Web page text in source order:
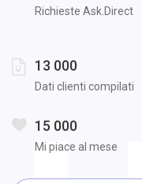
Richieste Ask.Direct
13 000
Dati clienti compilati
15 000
Mi piace al mese